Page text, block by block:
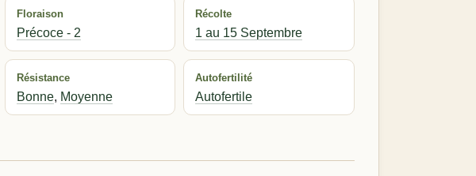
Floraison
Précoce - 2
Récolte
1 au 15 Septembre
Résistance
Bonne, Moyenne
Autofertilité
Autofertile